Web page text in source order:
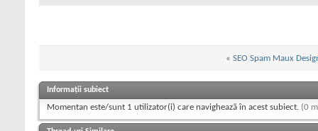
« SEO Spam Maux
Informații subiect
Momentan este/sunt 1 utilizator(i) care navighează în acest subiect. (0